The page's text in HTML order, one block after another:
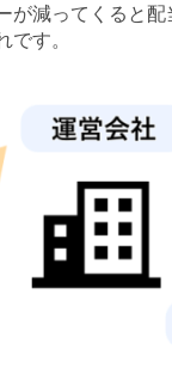
が減ってくると
です。